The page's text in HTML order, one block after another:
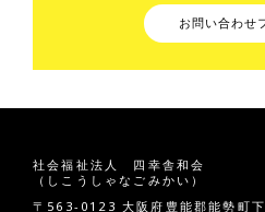
お問い合わせ
社会福祉法人 四幸舎和会
（しこうしゃなごみかい）
〒563-0123 大阪府豊能郡能勢町